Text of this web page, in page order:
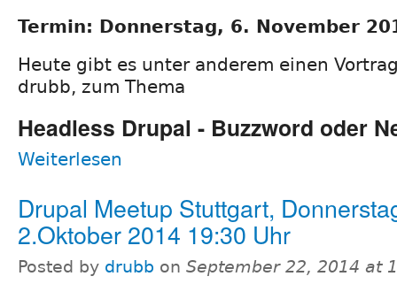
Termin: Donnerstag, 6. November
Heute gibt es unter anderem einen
drubb, zum Thema
Headless Drupal - Buzzword oder
Weiterlesen
Drupal Meetup Stuttgart,
2.Oktober 2014 19:30 Uhr
Posted by drubb on September 22, 2014 at